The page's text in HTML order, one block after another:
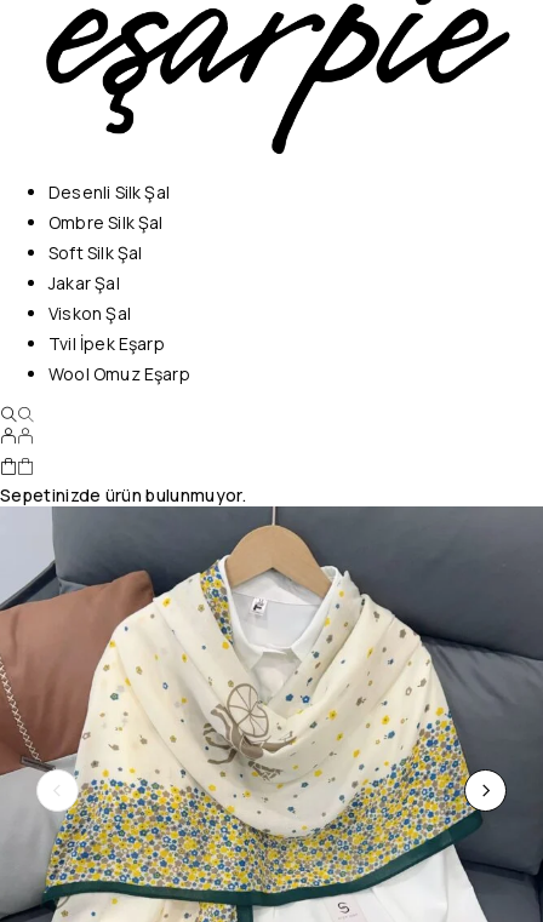
Desenli Silk Şal
Ombre Silk Şal
Soft Silk Şal
Jakar Şal
Viskon Şal
Tvil İpek Eşarp
Wool Omuz Eşarp
Sepetinizde ürün bulunmuyor.